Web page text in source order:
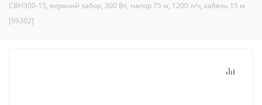
СВН300-15, верхний забор, 300 Вт, напор 75 м, 1200 л/ч, кабель 15 м
[99302]